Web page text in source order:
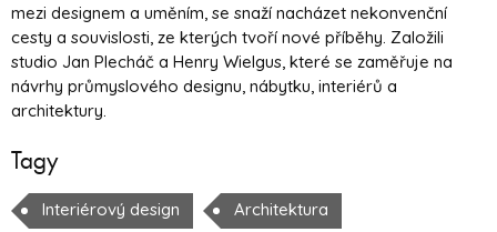
mezi designem a uměním, se snaží nacházet nekonvenční
cesty a souvislosti, ze kterých tvoří nové příběhy. Založili
studio Jan Plecháč a Henry Wielgus, které se zaměřuje na
návrhy průmyslového designu, nábytku, interiérů a
architektury.
Tagy
Interiérový design Architektura